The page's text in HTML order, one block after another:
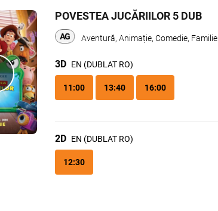
POVESTEA JUCĂRIILOR 5 DUB
Aventură, Animație, Comedie, Familie
3D EN (DUBLAT RO)
11:00 13:40 16:00
2D EN (DUBLAT RO)
12:30